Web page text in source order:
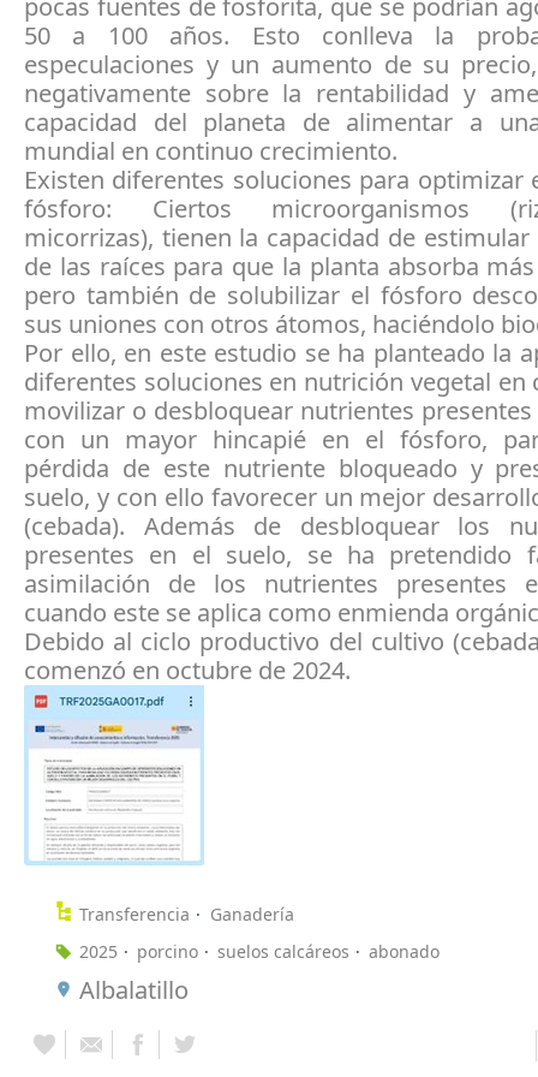
pocas fuentes de fosforita, que se podrían
50 a 100 años. Esto conlleva la
especulaciones y un aumento de su
negativamente sobre la rentabilidad y
capacidad del planeta de alimentar a
mundial en continuo crecimiento.
Existen diferentes soluciones para optimizar
fósforo: Ciertos microorganismos
micorrizas), tienen la capacidad de
de las raíces para que la planta absorba
pero también de solubilizar el fósforo
sus uniones con otros átomos, haciéndolo
Por ello, en este estudio se ha planteado la
diferentes soluciones en nutrición vegetal en
movilizar o desbloquear nutrientes
con un mayor hincapié en el fósforo,
pérdida de este nutriente bloqueado y
suelo, y con ello favorecer un mejor
(cebada). Además de desbloquear los
presentes en el suelo, se ha pretendido
asimilación de los nutrientes presentes
cuando este se aplica como enmienda
Debido al ciclo productivo del cultivo
comenzó en octubre de 2024.
Transferencia
Ganadería
2025
porcino suelos calcáreos abonado
Albalatillo